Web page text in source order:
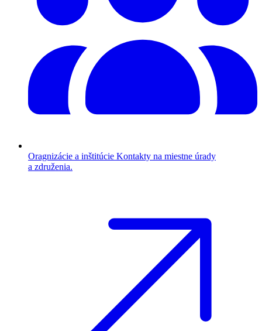
Oragnizácie a inštitúcie Kontakty na miestne úrady
a združenia.